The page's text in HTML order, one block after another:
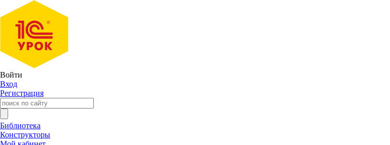
Войти
Вход
Регистрация
Библиотека
Конструкторы